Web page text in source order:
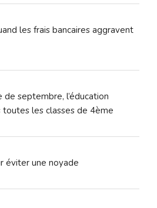
les frais bancaires aggravent
septembre, l’éducation
toutes les classes de 4ème
éviter une noyade